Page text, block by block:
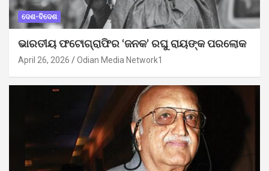
ଦେଶ-ବିଦେଶ
ଭାରତୀୟ ଫଟୋଗ୍ରାଫିର ‘ଜନକ’ ରଘୁ ରାୟଙ୍କ ପରଲୋକ
April 26, 2026 Odian Media Network1